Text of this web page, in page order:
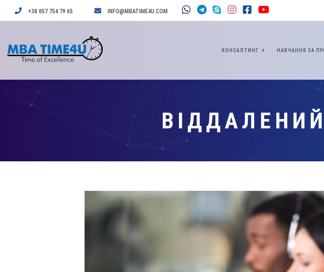
+38 057 754 79 65 INFO@MBATIME4U.COM
КОНСАЛТИНГ НАВЧАННЯ ЗА